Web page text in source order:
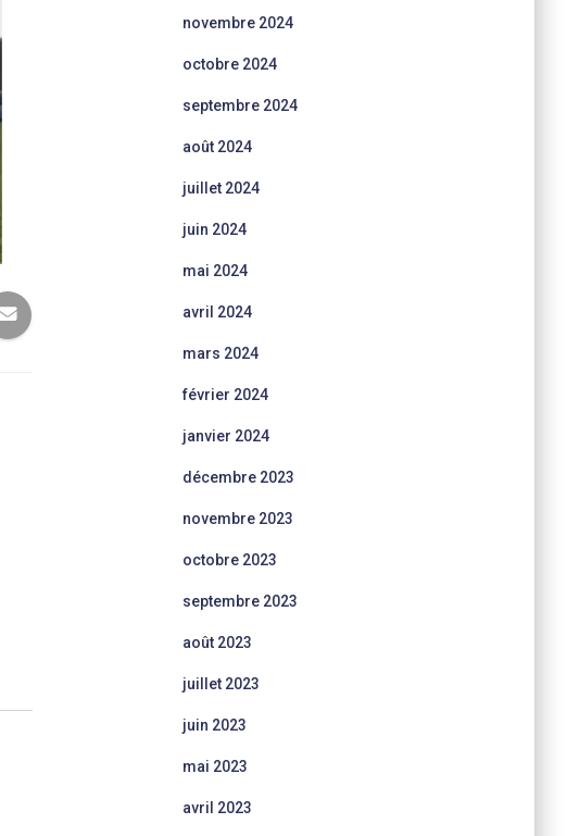
novembre 2024
octobre 2024
septembre 2024
août 2024
juillet 2024
juin 2024
mai 2024
avril 2024
mars 2024
février 2024
janvier 2024
décembre 2023
novembre 2023
octobre 2023
septembre 2023
août 2023
juillet 2023
juin 2023
mai 2023
avril 2023